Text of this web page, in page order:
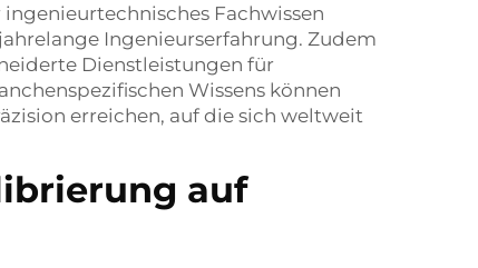
Fachwissen
Ingenieurserfahrung. Zudem
Dienstleistungen für
Wissens können
erreichen, auf die sich weltweit
auf